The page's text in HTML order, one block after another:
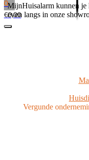
0
€0,00
MijnHuisalarm kunnen
even langs in onze
Vergunde